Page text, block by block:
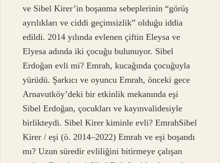
ve Sibel Kirer’in boşanma sebeplerinin “görüş
ayrılıkları ve ciddi geçimsizlik” olduğu iddia
edildi. 2014 yılında evlenen çiftin Eleysa ve
Elyesa adında iki çocuğu bulunuyor. Sibel
Erdoğan evli mi? Emrah, kucağında çocuğuyla
yürüdü. Şarkıcı ve oyuncu Emrah, önceki gece
Arnavutköy’deki bir etkinlik mekanında eşi
Sibel Erdoğan, çocukları ve kayınvalidesiyle
birlikteydi. Sibel Kirer kiminle evli? EmrahSibel
Kirer / eşi (ö. 2014–2022) Emrah ve eşi boşandı
mı? Uzun süredir evliliğini bitirmeye çalışan